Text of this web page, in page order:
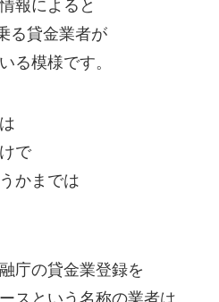
報によると
る貸金業者が
る模様です。
で
かまでは
庁の貸金業登録を
スという名称の業者は、